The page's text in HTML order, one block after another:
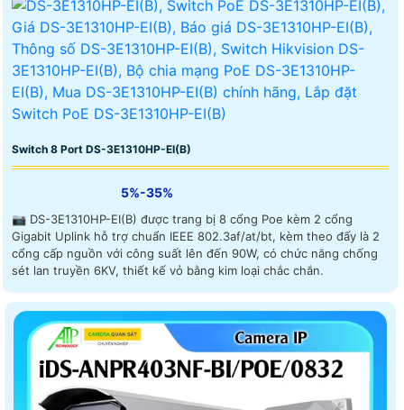
Switch 8 Port DS-3E1310HP-EI(B)
5%-35%
📷 DS-3E1310HP-EI(B) được trang bị 8 cổng Poe kèm 2 cổng
Gigabit Uplink hỗ trợ chuẩn IEEE 802.3af/at/bt, kèm theo đấy là 2
cổng cấp nguồn với công suất lên đến 90W, có chức năng chống
sét lan truyền 6KV, thiết kế vỏ bằng kim loại chắc chắn.